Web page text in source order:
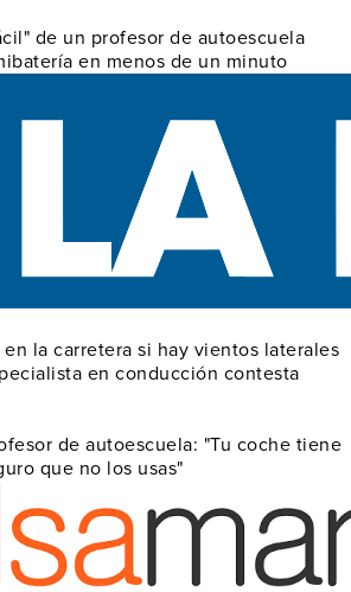
de un profesor de autoescuela
en menos de un minuto
la carretera si hay vientos laterales
en conducción contesta
de autoescuela: "Tu coche tiene
que no los usas"